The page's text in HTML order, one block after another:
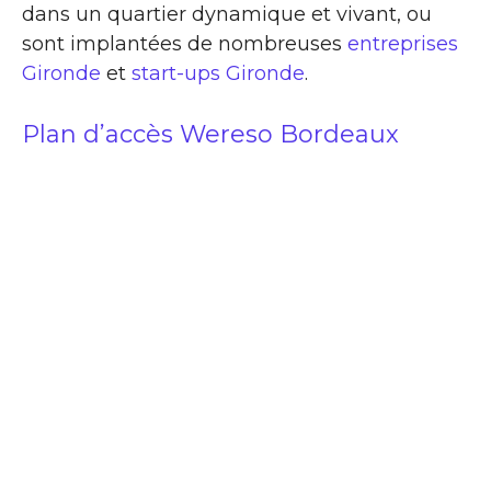
dans un quartier dynamique et vivant, ou
sont implantées de nombreuses entreprises
Gironde et start-ups Gironde.
Plan d’accès Wereso Bordeaux